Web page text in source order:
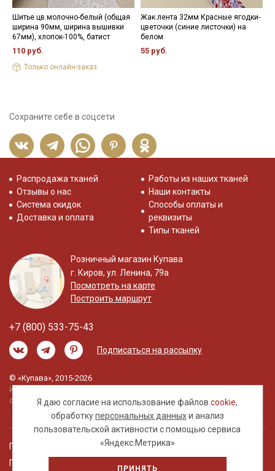
Шитье цв.молочно-белый (общая
ширина 90мм, ширина вышивки
67мм), хлопок-100%, батист
110 руб.
Только онлайн-заказ
Жак.лента 32мм Красные ягодки-
цветочки (синие листочки) на
белом
55 руб.
Сохраните себе в соцсети
Я даю согласие на использование файловcookie,
обработкуперсональных данныхи анализ
пользовательской активности с помощью сервиса
«Яндекс.Метрика»
ПРИНЯТЬ
Распродажа тканей
Отзывы о нас
Система скидок
Доставка и оплата
Работы из наших тканей
Наши контакты
Способы оплаты и
реквизиты
Типы тканей
Розничный магазин Купава
г. Киров, ул. Ленина, 79а
Посмотреть на карте
Построить маршрут
+7 (800) 533-75-43
Подписаться на рассылку
© «Купава», 2015-2026
Информация на сайте не является публичной
офертой.
Правовая информация
Политика обработки персональных данных